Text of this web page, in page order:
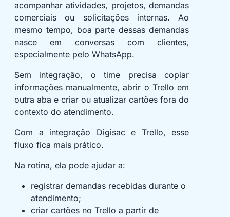
acompanhar atividades, projetos, demandas
comerciais ou solicitações internas. Ao
mesmo tempo, boa parte dessas demandas
nasce em conversas com clientes,
especialmente pelo WhatsApp.
Sem integração, o time precisa copiar
informações manualmente, abrir o Trello em
outra aba e criar ou atualizar cartões fora do
contexto do atendimento.
Com a integração Digisac e Trello, esse
fluxo fica mais prático.
Na rotina, ela pode ajudar a:
registrar demandas recebidas durante o
atendimento;
criar cartões no Trello a partir de